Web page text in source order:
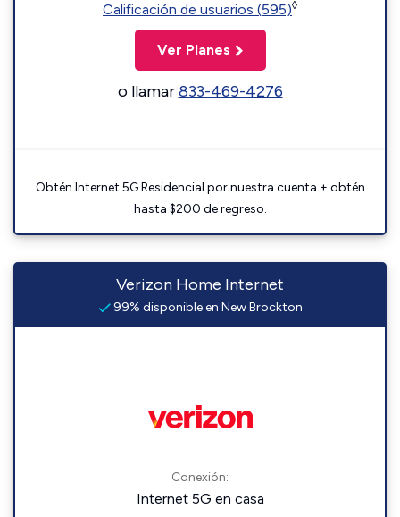
Calificación de usuarios (595)◊
Ver Planes
o llamar833-469-4276
Obtén Internet 5G Residencial por nuestra cuenta + obtén
hasta $200 de regreso.
Verizon Home Internet
99% disponible en New Brockton
Conexión:
Internet 5G en casa